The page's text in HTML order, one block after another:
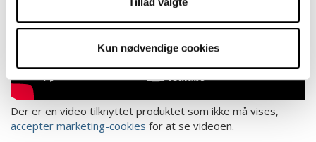
Kun nødvendige cookies
Der er en video tilknyttet produktet som ikke må vises,
accepter marketing-cookies for at se videoen.